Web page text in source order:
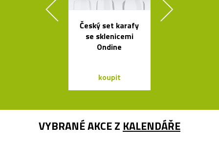
Český set karafy
se sklenicemi
Ondine
koupit
VYBRANÉ AKCE Z KALENDÁŘE